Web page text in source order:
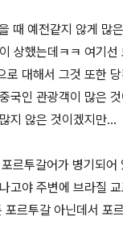
때 예전같지 않게 많
상했는데ㅋㅋ 여기선
로 대해서 그것 또한
국인 관광객이 많은
지 않은 것이겠지만...
르투갈어가 병기되어
고야 주변에 브라질
포르투갈 아닌데서 포